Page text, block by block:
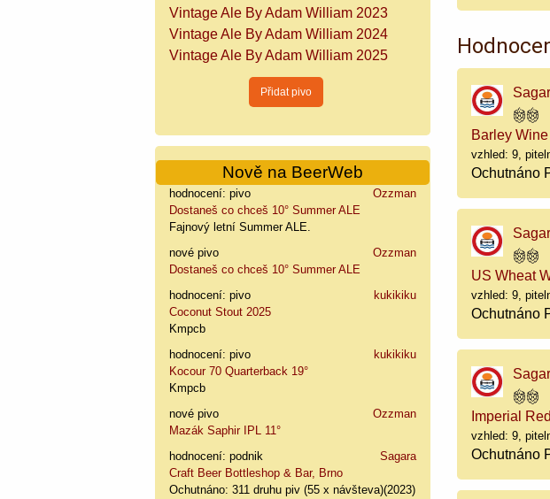
Vintage Ale By Adam William 2023
Vintage Ale By Adam William 2024
Vintage Ale By Adam William 2025
Nově na BeerWeb
hodnocení: pivo
Ozzman
Dostaneš co chceš 10° Summer ALE
Fajnový letní Summer ALE.
nové pivo
Ozzman
Dostaneš co chceš 10° Summer ALE
hodnocení: pivo
kukikiku
Coconut Stout 2025
Kmpcb
hodnocení: pivo
kukikiku
Kocour 70 Quarterback 19°
Kmpcb
nové pivo
Ozzman
Mazák Saphir IPL 11°
hodnocení: podnik
Sagara
Craft Beer Bottleshop & Bar, Brno
Ochutnáno: 311 druhu piv (55 x návšteva)(2023)
Barley Wine
vzhled: 9,
Ochutnáno
US Wheat
vzhled: 9,
Ochutnáno
Imperial
vzhled: 9,
Ochutnáno